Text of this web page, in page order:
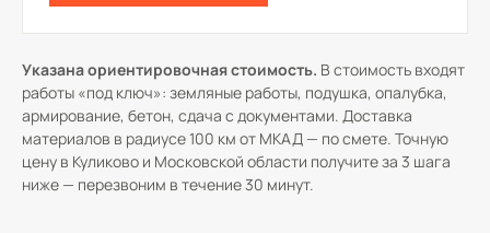
Указана ориентировочная стоимость. В стоимость входят
работы «под ключ»: земляные работы, подушка, опалубка,
армирование, бетон, сдача с документами. Доставка
материалов в радиусе 100 км от МКАД — по смете. Точную
цену в Куликово и Московской области получите за 3 шага
ниже — перезвоним в течение 30 минут.